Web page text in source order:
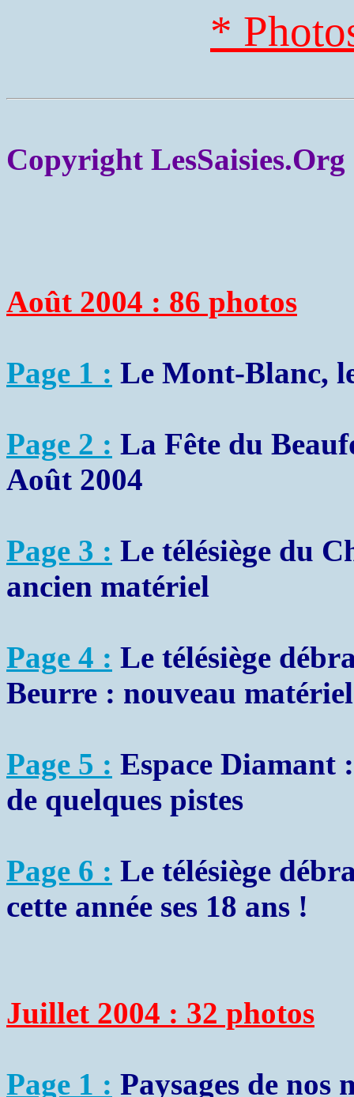
*
Copyright LesSaisies.Org
Août 2004 : 86 photos
Page 1 : Le Mont-Blanc,
Page 2 : La Fête du
Août 2004
Page 3 : Le télésiège du
ancien matériel
Page 4 : Le télésiège
Beurre : nouveau
Page 5 : Espace Diamant
de quelques pistes
Page 6 : Le télésiège
cette année ses 18 ans !
Juillet 2004 : 32 photos
Page 1 : Paysages de nos